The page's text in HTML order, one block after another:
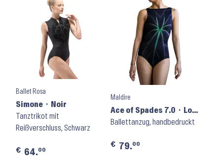
Ballet Rosa
Simone ⬝ Noir
Tanztrikot mit
Reißverschluss, Schwarz
€ 64.00
Maldire
Ace of Spades 7.0 ⬝ Low
Back
Ballettanzug, handbedruckt
€ 79.00